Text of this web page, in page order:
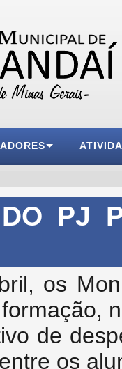
PJ
os
de
os